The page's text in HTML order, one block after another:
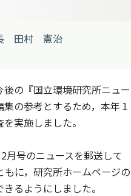
田村 憲治
の『国立環境研究所ニュー
の参考とするため，本年１
実施しました。
号のニュースを郵送して
に，研究所ホームページの
るようにしました。